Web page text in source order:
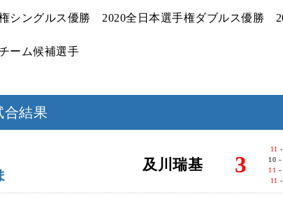
シングルス優勝 2020全日本選手権ダブルス優勝
ーム候補選手
合結果
3
及川瑞基
11
10 -
11 -
11